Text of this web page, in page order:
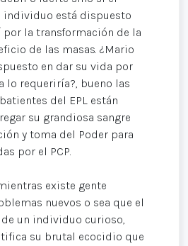
individuo está dispuesto
por la transformación de la
de las masas. ¿Mario
en dar su vida por
lo requeriría?, bueno las
del EPL están
su grandiosa sangre
y toma del Poder para
por el PCP.
existe gente
nuevos o sea que el
un individuo curioso,
su brutal ecocidio que